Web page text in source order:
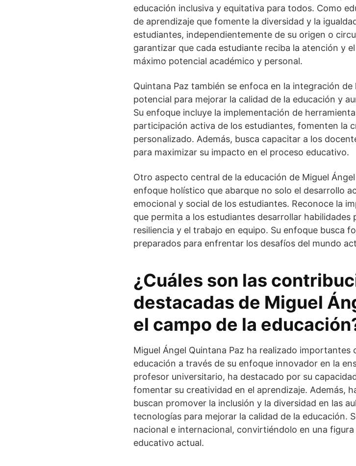
educación inclusiva y equitativa para todos. Como
de aprendizaje que fomente la diversidad y la
estudiantes, independientemente de su origen o
garantizar que cada estudiante reciba la atención y
máximo potencial académico y personal.
Quintana Paz también se enfoca en la integración
potencial para mejorar la calidad de la educación y
Su enfoque incluye la implementación de
participación activa de los estudiantes, fomenten la
personalizado. Además, busca capacitar a los
para maximizar su impacto en el proceso educativo.
Otro aspecto central de la educación de Miguel
enfoque holístico que abarque no solo el desarrollo
emocional y social de los estudiantes. Reconoce la
que permita a los estudiantes desarrollar habilidades
resiliencia y el trabajo en equipo. Su enfoque busca
preparados para enfrentar los desafíos del mundo
¿Cuáles son las
destacadas de Miguel
el campo de la
Miguel Ángel Quintana Paz ha realizado importantes
educación a través de su enfoque innovador en la
profesor universitario, ha destacado por su
fomentar su creatividad en el aprendizaje. Además,
buscan promover la inclusión y la diversidad en las
tecnologías para mejorar la calidad de la educación.
nacional e internacional, convirtiéndolo en una
educativo actual.